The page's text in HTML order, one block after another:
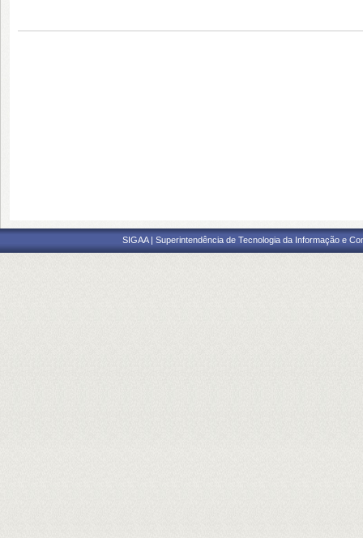
SIGAA | Superintendência de Tecnologia da Informação e